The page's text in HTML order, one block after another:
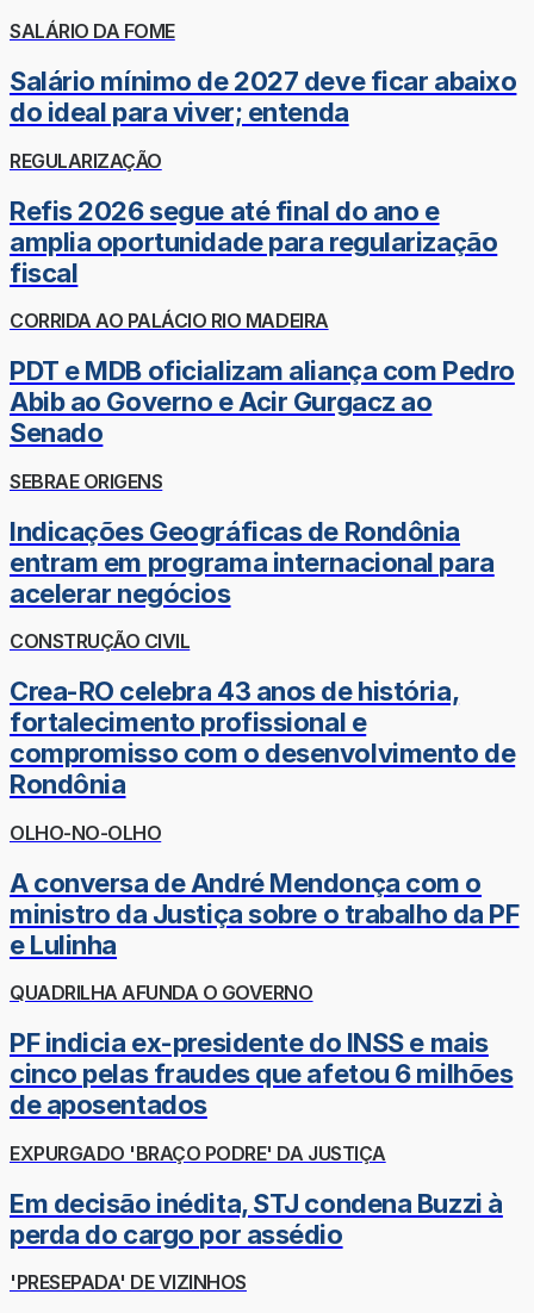
SALÁRIO DA FOME
Salário mínimo de 2027 deve ficar abaixo
do ideal para viver; entenda
REGULARIZAÇÃO
Refis 2026 segue até final do ano e
amplia oportunidade para regularização
fiscal
CORRIDA AO PALÁCIO RIO MADEIRA
PDT e MDB oficializam aliança com Pedro
Abib ao Governo e Acir Gurgacz ao
Senado
SEBRAE ORIGENS
Indicações Geográficas de Rondônia
entram em programa internacional para
acelerar negócios
CONSTRUÇÃO CIVIL
Crea-RO celebra 43 anos de história,
fortalecimento profissional e
compromisso com o desenvolvimento de
Rondônia
OLHO-NO-OLHO
A conversa de André Mendonça com o
ministro da Justiça sobre o trabalho da PF
e Lulinha
QUADRILHA AFUNDA O GOVERNO
PF indicia ex-presidente do INSS e mais
cinco pelas fraudes que afetou 6 milhões
de aposentados
EXPURGADO 'BRAÇO PODRE' DA JUSTIÇA
Em decisão inédita, STJ condena Buzzi à
perda do cargo por assédio
'PRESEPADA' DE VIZINHOS